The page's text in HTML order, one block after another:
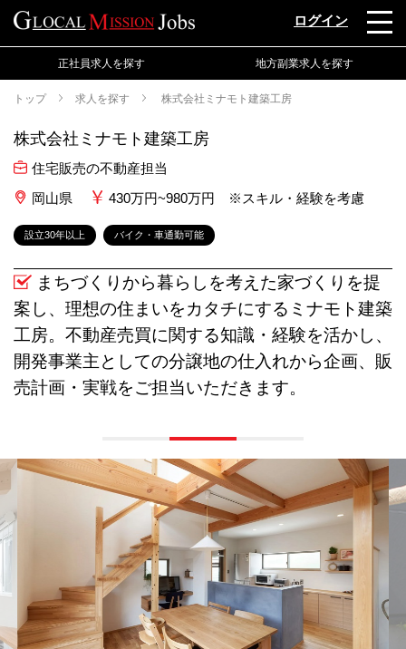
ログイン
正社員求人を探す 地方副業求人を探す
トップ 求人を探す 株式会社ミナモト建築工房
株式会社ミナモト建築工房
住宅販売の不動産担当
岡山県
430万円~980万円 ※スキル・経験を考慮
設立30年以上 バイク・車通勤可能
まちづくりから暮らしを考えた家づくりを提
案し、理想の住まいをカタチにするミナモト建築
⼯房。不動産売買に関する知識・経験を活かし、
開発事業主としての分譲地の仕⼊れから企画、販
売計画・実戦をご担当いただきます。